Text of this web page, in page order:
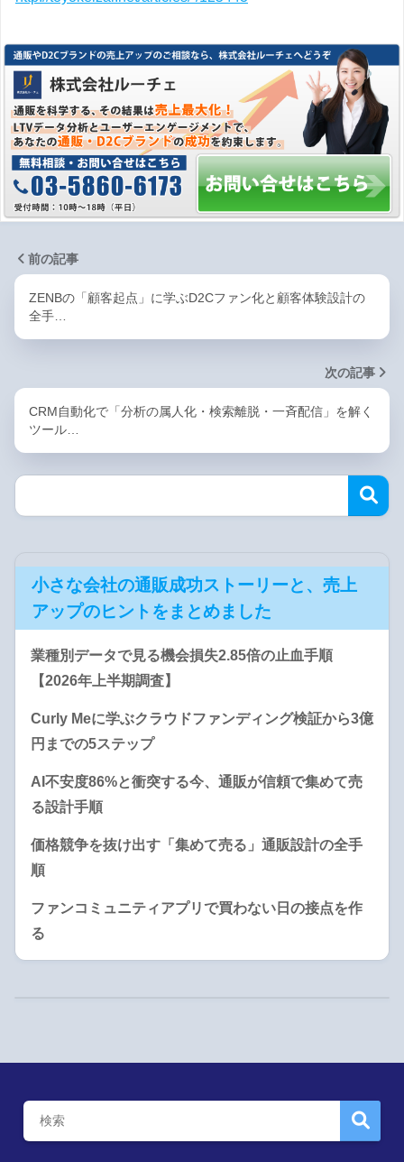
前の記事
ZENBの「顧客起点」に学ぶD2Cファン化と顧客体験設計の
全手…
次の記事
CRM自動化で「分析の属人化・検索離脱・一斉配信」を解く
ツール…
小さな会社の通販成功ストーリーと、売上
アップのヒントをまとめました
業種別データで見る機会損失2.85倍の止血手順
【2026年上半期調査】
Curly Meに学ぶクラウドファンディング検証から3億
円までの5ステップ
AI不安度86%と衝突する今、通販が信頼で集めて売
る設計手順
価格競争を抜け出す「集めて売る」通販設計の全手
順
ファンコミュニティアプリで買わない日の接点を作
る